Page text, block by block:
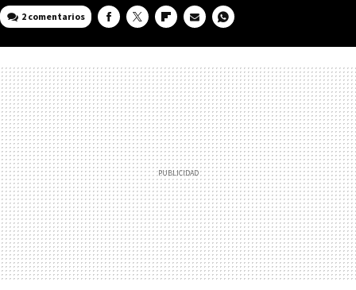
2 comentarios